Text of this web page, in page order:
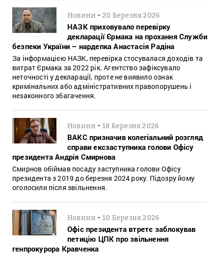
Новини -20 Березня 2026
НАЗК приховувало перевірку
декларації Єрмака на прохання Служби
безпеки України – нардепка Анастасія Радіна
За інформацією НАЗК, перевірка стосувалася доходів та
витрат Єрмака за 2022 рік. Агентство зафіксувало
неточності у декларації, проте не виявило ознак
кримінальних або адміністративних правопорушень і
незаконного збагачення.
Новини -18 Березня 2026
ВАКС призначив колегіальний розгляд
справи ексзаступника голови Офісу
президента Андрія Смирнова
Смирнов обіймав посаду заступника голови Офісу
президента з 2019 до березня 2024 року. Підозру йому
оголосили після звільнення.
Новини -10 Березня 2026
Офіс президента втретє заблокував
петицію ЦПК про звільнення
генпрокурора Кравченка